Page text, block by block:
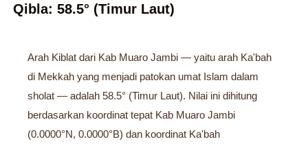
Qibla: 58.5° (Timur Laut)
Arah Kiblat dari Kab Muaro Jambi — yaitu arah Ka'bah
di Mekkah yang menjadi patokan umat Islam dalam
sholat — adalah 58.5° (Timur Laut). Nilai ini dihitung
berdasarkan koordinat tepat Kab Muaro Jambi
(0.0000°N, 0.0000°B) dan koordinat Ka'bah